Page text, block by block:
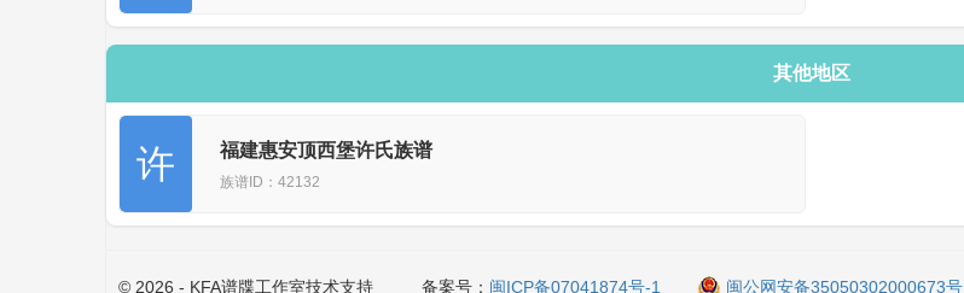
其他地区
许 福建惠安顶西堡许氏族谱
族谱ID：42132
© 2026 - KFA谱牒工作室技术支持 备案号： 闽ICP备07041874号-1 闽公网安备35050302000673号